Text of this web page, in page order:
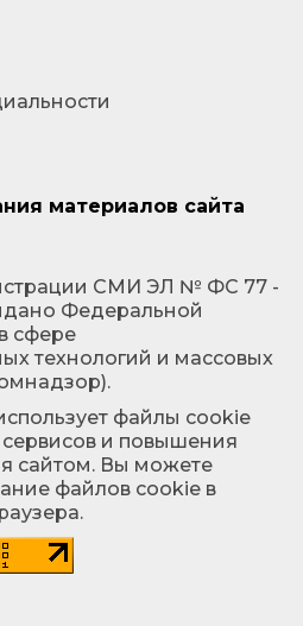
материалов сайта
СМИ ЭЛ № ФС 77 -
Федеральной
сфере
технологий и массовых
файлы cookie
и повышения
сайтом. Вы можете
файлов cookie в